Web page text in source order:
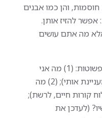
והן כמו אבנים
להזיז אותן.
מה אתם עושים
שאלו את עצמכם שלוש שאלות פשוטות: (1) מה אני
רוצה שיקרה? (למצוא עבודה שמעניינת אותי); (2) מה
קורות חיים, לרשת);
(לעדכן את